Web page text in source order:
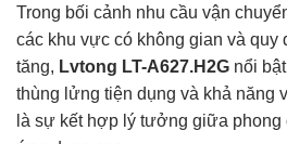
Trong bối cảnh nhu cầu vận
các khu vực có không gian và quy
tăng, Lvtong LT-A627.H2G nổi
thùng lửng tiện dụng và khả năng
là sự kết hợp lý tưởng giữa phong